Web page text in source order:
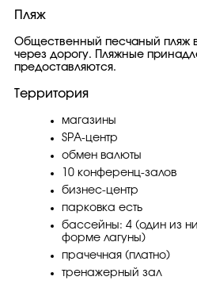
Пляж
Общественный песчаный пляж в
через дорогу. Пляжные
предоставляются.
Территория
магазины
SPA-центр
обмен валюты
10 конференц-залов
бизнес-центр
парковка есть
бассейны: 4 (один из
форме лагуны)
прачечная (платно)
тренажерный зал